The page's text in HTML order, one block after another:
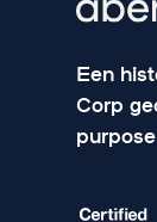
Een
Corp